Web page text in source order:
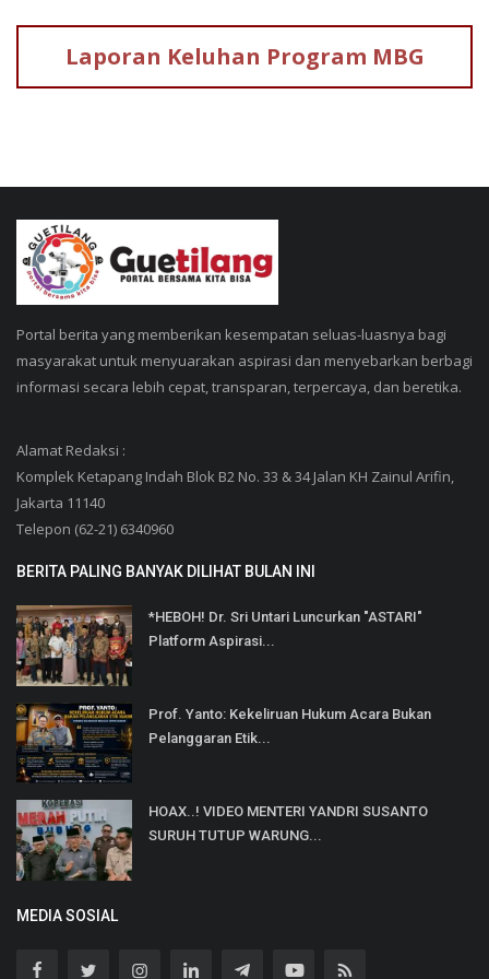
Laporan Keluhan Program MBG
Portal berita yang memberikan kesempatan seluas-luasnya bagi
masyarakat untuk menyuarakan aspirasi dan menyebarkan berbagi
informasi secara lebih cepat, transparan, terpercaya, dan beretika.
Alamat Redaksi :
Komplek Ketapang Indah Blok B2 No. 33 & 34 Jalan KH Zainul Arifin,
Jakarta 11140
Telepon (62-21) 6340960
BERITA PALING BANYAK DILIHAT BULAN INI
*HEBOH! Dr. Sri Untari Luncurkan "ASTARI"
Platform Aspirasi...
Prof. Yanto: Kekeliruan Hukum Acara Bukan
Pelanggaran Etik...
HOAX..! VIDEO MENTERI YANDRI SUSANTO
SURUH TUTUP WARUNG...
MEDIA SOSIAL